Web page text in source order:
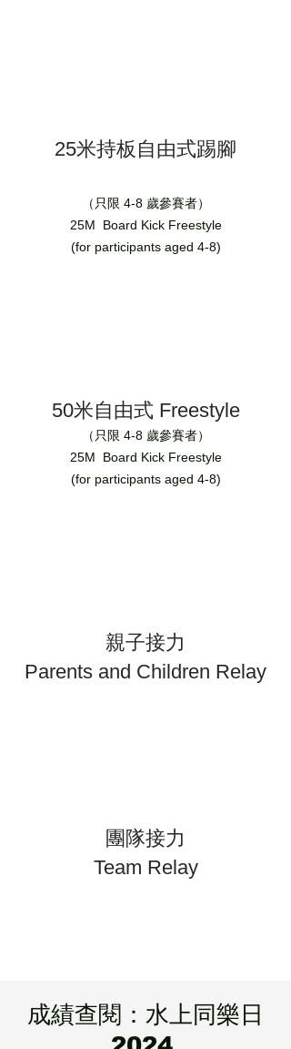
25米持板自由式踢腳
（只限 4-8 歲參賽者）
25M Board Kick Freestyle
(for participants aged 4-8)
50米自由式 Freestyle
（只限 4-8 歲參賽者）
25M Board Kick Freestyle
(for participants aged 4-8)
親子接力
Parents and Children Relay
團隊接力
Team Relay
成績查閱：水上同樂日